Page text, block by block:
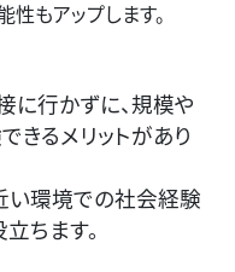
もアップします。
に行かずに、規模や
るメリットがあり
い環境での社会経験
ちます。